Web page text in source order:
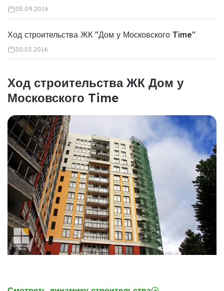
05.09.2016
Ход строительства ЖК "Дом у Московского Time"
30.03.2016
Ход строительства ЖК Дом у
Московского Time